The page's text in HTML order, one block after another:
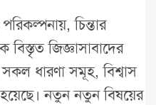
চিন্তার
জিজ্ঞাসাবাদের
ধারণা সমূহ, বিশ্বাস
নতুন নতুন বিষয়ের